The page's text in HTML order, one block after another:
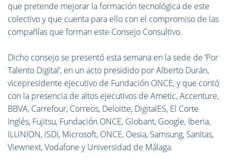
que pretende mejorar la formación tecnológica de este
colectivo y que cuenta para ello con el compromiso de las
compañías que forman este Consejo Consultivo.
Dicho consejo se presentó esta semana en la sede de ‘Por
Talento Digital’, en un acto presidido por Alberto Durán,
vicepresidente ejecutivo de Fundación ONCE, y que contó
con la presencia de altos ejecutivos de Ametic, Accenture,
BBVA, Carrefour, Correos, Deloitte, DigitalES, El Corte
Inglés, Fujitsu, Fundación ONCE, Globant, Google, Iberia,
ILUNION, ISDI, Microsoft, ONCE, Oesia, Samsung, Sanitas,
Viewnext, Vodafone y Universidad de Málaga.